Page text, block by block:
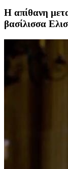
Η απίθανη
βασίλισσα